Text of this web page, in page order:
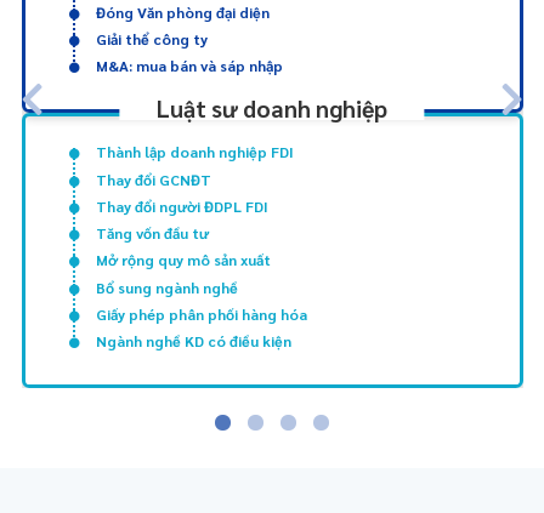
Đóng Văn phòng đại diện
Giải thể công ty
M&A: mua bán và sáp nhập
Luật sư doanh nghiệp
Thành lập doanh nghiệp FDI
Thay đổi GCNĐT
Thay đổi người ĐDPL FDI
Tăng vốn đầu tư
Mở rộng quy mô sản xuất
Bổ sung ngành nghề
Giấy phép phân phối hàng hóa
Ngành nghề KD có điều kiện